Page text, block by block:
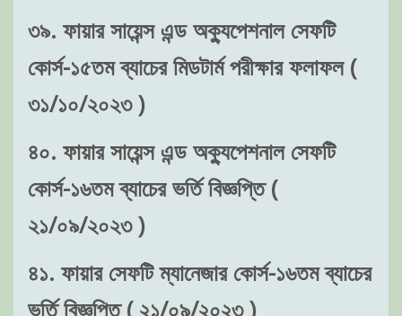
৩৯. ফায়ার সায়েন্স এন্ড অক্যুপেশনাল সেফটি
কোর্স-১৫তম ব্যাচের মিডটার্ম পরীক্ষার ফলাফল (
৩১/১০/২০২৩ )
৪০. ফায়ার সায়েন্স এন্ড অক্যুপেশনাল সেফটি
কোর্স-১৬তম ব্যাচের ভর্তি বিজ্ঞপ্তি (
২১/০৯/২০২৩ )
৪১. ফায়ার সেফটি ম্যানেজার কোর্স-১৬তম ব্যাচের
ভর্তি বিজ্ঞপ্তি ( ২১/০৯/২০২৩ )